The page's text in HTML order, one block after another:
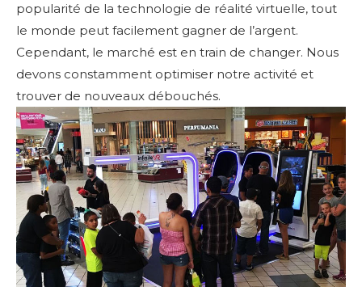
popularité de la technologie de réalité virtuelle, tout
le monde peut facilement gagner de l’argent.
Cependant, le marché est en train de changer. Nous
devons constamment optimiser notre activité et
trouver de nouveaux débouchés.